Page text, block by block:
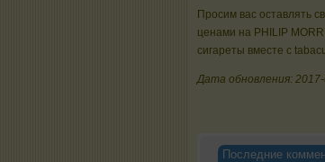
Просим вас оставлять
ценами на PHILIP
сигареты вместе с
Дата обновления:
Последние